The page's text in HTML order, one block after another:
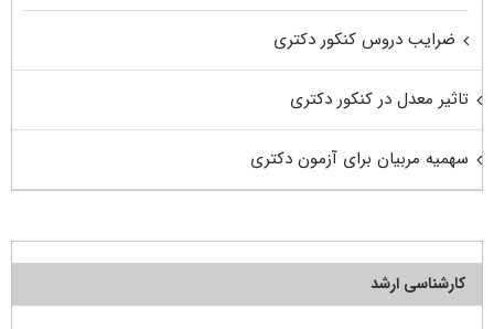
ضرایب دروس کنکور دکتری
تاثیر معدل در کنکور دکتری
سهمیه مربیان برای آزمون دکتری
کارشناسی ارشد